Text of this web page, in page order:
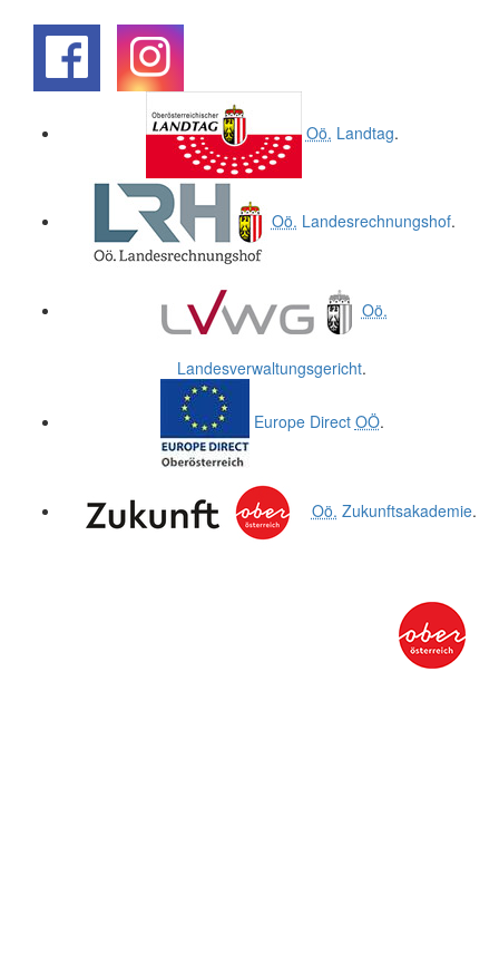
Oö. Landtag.
Oö. Landesrechnungshof.
Oö.
Landesverwaltungsgericht.
Europe Direct OÖ.
Oö. Zukunftsakademie.